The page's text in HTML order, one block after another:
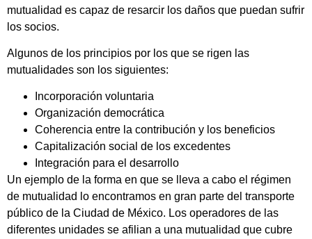
mutualidad es capaz de resarcir los daños que puedan sufrir
los socios.
Algunos de los principios por los que se rigen las
mutualidades son los siguientes:
Incorporación voluntaria
Organización democrática
Coherencia entre la contribución y los beneficios
Capitalización social de los excedentes
Integración para el desarrollo
Un ejemplo de la forma en que se lleva a cabo el régimen
de mutualidad lo encontramos en gran parte del transporte
público de la Ciudad de México. Los operadores de las
diferentes unidades se afilian a una mutualidad que cubre